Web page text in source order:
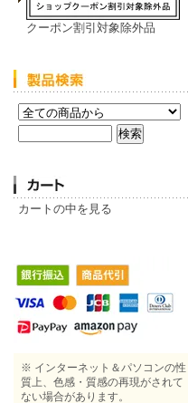
クーポン割引対象除外品
カートの中を見る
※ インターネット＆パソコンの性
質上、色感・質感の再現がされて
ない場合があります。